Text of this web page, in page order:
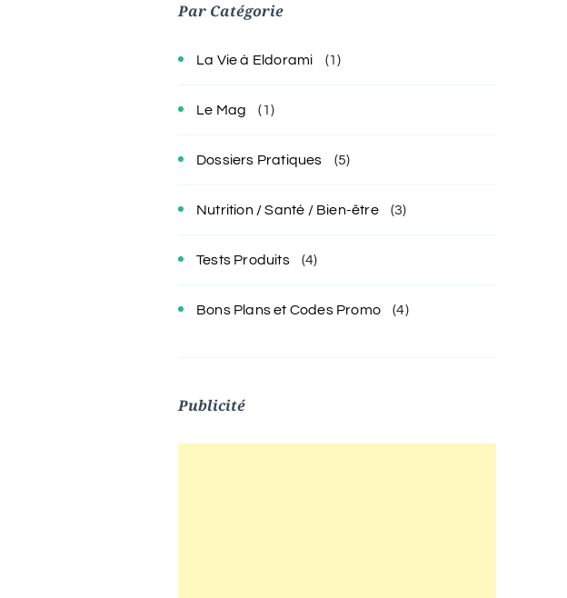
Par Catégorie
La Vie à Eldorami (1)
Le Mag (1)
Dossiers Pratiques (5)
Nutrition / Santé / Bien-être (3)
Tests Produits (4)
Bons Plans et Codes Promo (4)
Publicité